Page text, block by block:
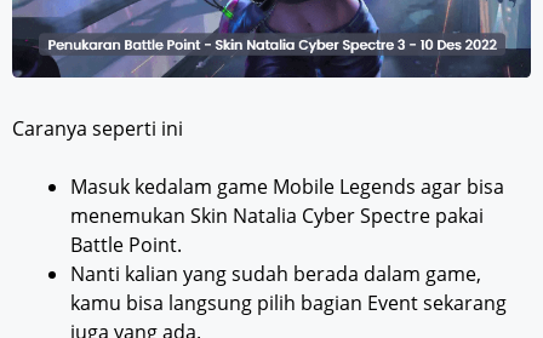
Caranya seperti ini
Masuk kedalam game Mobile Legends agar bisa
menemukan Skin Natalia Cyber Spectre pakai
Battle Point.
Nanti kalian yang sudah berada dalam game,
kamu bisa langsung pilih bagian Event sekarang
juga yang ada.